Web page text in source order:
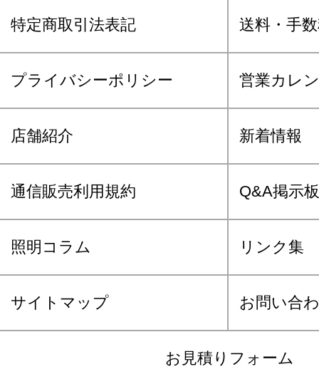
特定商取引法表記 送料・手
プライバシーポリシー 営業カレ
店舗紹介 新着情報
通信販売利用規約 Q&A掲示板
照明コラム リンク集
サイトマップ お問い合
お見積りフォーム